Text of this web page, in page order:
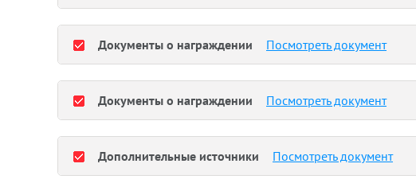
Документы о награждении Посмотреть документ
Документы о награждении Посмотреть документ
Дополнительные источники Посмотреть документ